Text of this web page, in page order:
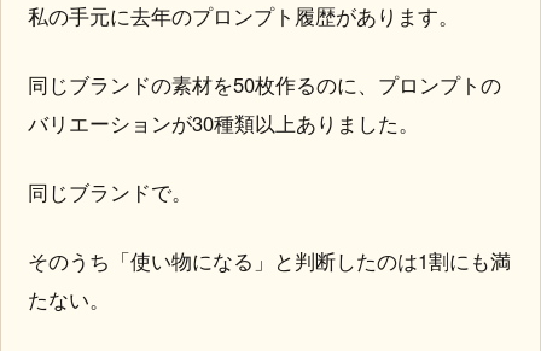
私の手元に去年のプロンプト履歴があります。
同じブランドの素材を50枚作るのに、プロンプトの
バリエーションが30種類以上ありました。
同じブランドで。
そのうち「使い物になる」と判断したのは1割にも満
たない。